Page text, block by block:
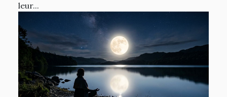
leur...